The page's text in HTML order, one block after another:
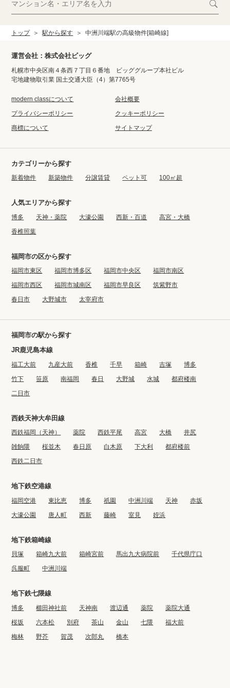
トップ 駅から探す 中洲川端駅の高級物件[箱崎線]
運営会社：株式会社ビッグ
札幌市中央区南４条西７丁目６番地 ビッググループ本社ビル
宅地建物取引業 国土交通大臣（4）第7765号
modern classについて
会社概要
プライバシーポリシー
クッキーポリシー
商標について
サイトマップ
カテゴリーから探す
新着物件 新築物件 分譲賃貸 ペット可 100㎡超
人気エリアから探す
博多 天神・薬院 大濠公園 西新・百道
高宮・大橋
香椎照葉
福岡市の区から探す
福岡市東区 福岡市博多区 福岡市中央区
福岡市南区
福岡市西区
福岡市城南区 福岡市早良区
筑紫野市
春日市
大野城市 太宰府市
福岡市の駅から探す
JR鹿児島本線
福工大前 九産大前 香椎 千早 箱崎 吉塚
博多
竹下
笹原 南福岡 春日 大野城 水城
都府楼南
二日市
西鉄天神大牟田線
西鉄福岡（天神） 薬院 西鉄平尾 高宮 大橋
井尻
雑餉隈
桜並木 春日原 白木原 下大利
都府楼前
西鉄二日市
地下鉄空港線
福岡空港 東比恵 博多 祇園 中洲川端 天神
赤坂
大濠公園
唐人町 西新 藤崎 室見 姪浜
地下鉄箱崎線
貝塚 箱崎九大前 箱崎宮前 馬出九大病院前
千代県庁口
呉服町
中洲川端
地下鉄七隈線
博多 櫛田神社前 天神南 渡辺通 薬院
薬院大通
桜坂
六本松 別府 茶山 金山 七隈
福大前
梅林
野芥 賀茂 次郎丸 橋本